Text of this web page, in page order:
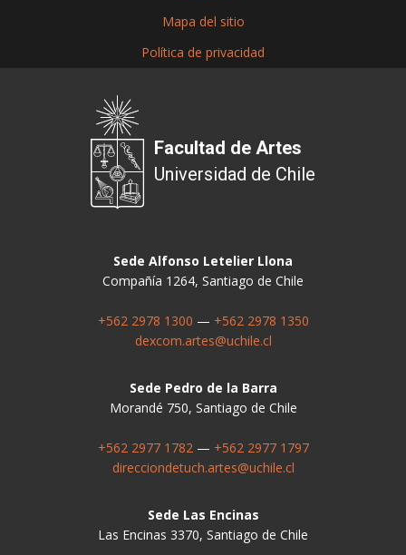
Mapa del sitio
Política de privacidad
Facultad de Artes
Universidad de Chile
Sede Alfonso Letelier Llona
Compañía 1264, Santiago de Chile
+562 2978 1300 — +562 2978 1350
dexcom.artes@uchile.cl
Sede Pedro de la Barra
Morandé 750, Santiago de Chile
+562 2977 1782— +562 2977 1797
direcciondetuch.artes@uchile.cl
Sede Las Encinas
Las Encinas 3370, Santiago de Chile